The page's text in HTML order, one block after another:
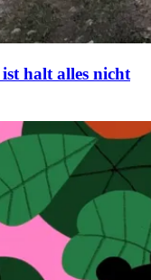
halt alles nicht